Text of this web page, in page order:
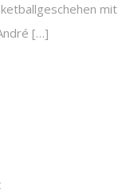
mit
[…]